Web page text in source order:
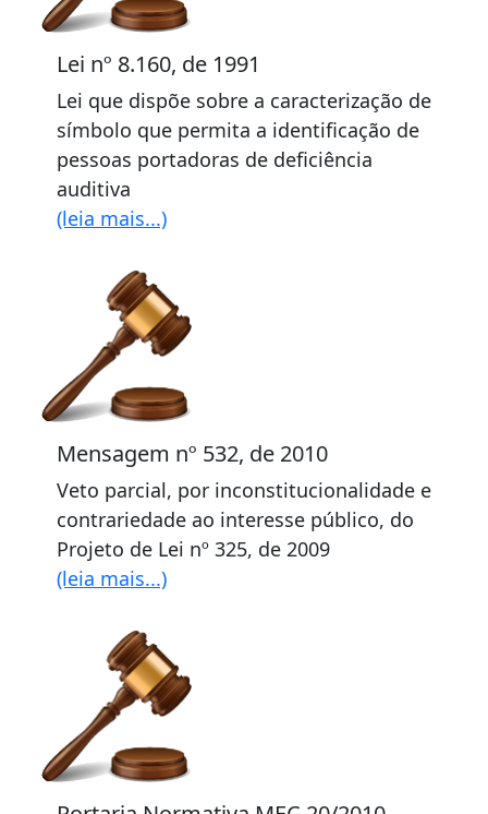
Lei nº 8.160, de 1991
Lei que dispõe sobre a caracterização de
símbolo que permita a identificação de
pessoas portadoras de deficiência
auditiva
(leia mais...)
Mensagem nº 532, de 2010
Veto parcial, por inconstitucionalidade e
contrariedade ao interesse público, do
Projeto de Lei nº 325, de 2009
(leia mais...)